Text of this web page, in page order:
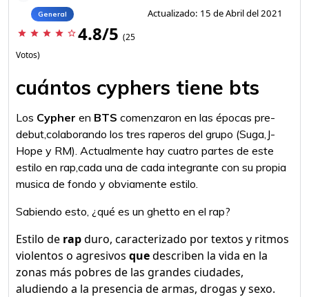
General Actualizado: 15 de Abril del 2021
star star star star star_border 4.8/5 (25
Votos)
cuántos cyphers tiene bts
Los Cypher en BTS comenzaron en las épocas pre-
debut,colaborando los tres raperos del grupo (Suga,J-
Hope y RM). Actualmente hay cuatro partes de este
estilo en rap,cada una de cada integrante con su propia
musica de fondo y obviamente estilo.
Sabiendo esto, ¿qué es un ghetto en el rap?
Estilo de rapduro, caracterizado por textos y ritmos
violentos o agresivos quedescriben la vida en la
zonas más pobres de las grandes ciudades,
aludiendo a la presencia de armas, drogas y sexo.